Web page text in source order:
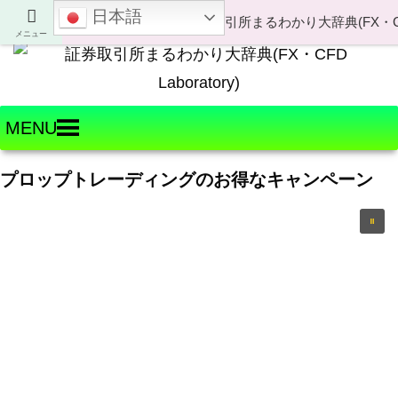
Welcome to FX・CFD Laboratory!
MENU
プロップトレーディングのお得なキャンペーン
メニュー
日本語